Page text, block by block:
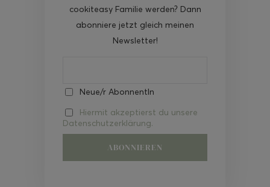
cookiteasy Familie werden? Dann
abonniere jetzt gleich meinen
Newsletter!
Neue/r AbonnentIn
Hiermit akzeptierst du unsere
Datenschutzerklärung.